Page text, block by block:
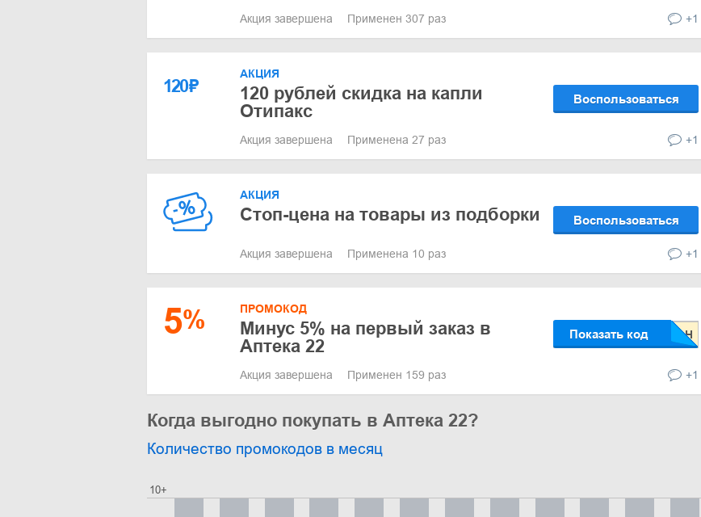
Акция завершена Применен 307 раз +1
120₽
АКЦИЯ
120 рублей скидка на капли
Отипакс
Воспользоваться
Акция завершена Применена 27 раз +1
АКЦИЯ
Стоп-цена на товары из подборки Воспользоваться
Акция завершена Применена 10 раз +1
5% ПРОМОКОД
Минус 5% на первый заказ в
Аптека 22
Показать код
Акция завершена Применен 159 раз +1
Когда выгодно покупать в Аптека 22?
Количество промокодов в месяц
10+